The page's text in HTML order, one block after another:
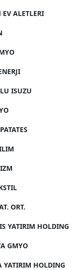
ALETLERI
ISUZU
ORT.
YATIRIM HOLDING
GMYO
YATIRIM HOLDING